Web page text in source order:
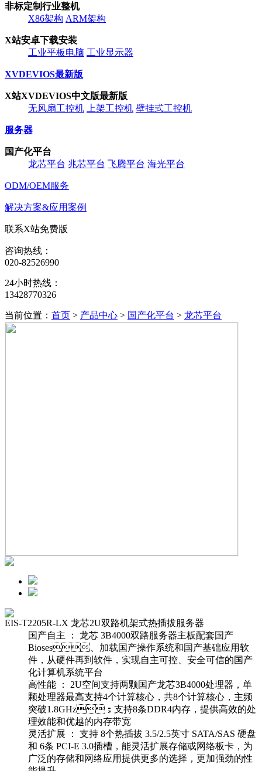
非标定制行业整机
X86架构 ARM架构
X站安卓下载安装
工业平板电脑 工业显示器
XVDEVIOS最新版
X站XVDEVIOS中文版最新版
无风扇工控机
上架工控机 壁挂式工控机
服务器
国产化平台
龙芯平台 兆芯平台 飞腾平台 海光平台
ODM/OEM服务
解决方案&应用案例
联系X站免费版
咨询热线：
020-82526990
24小时热线：
13428770326
当前位置： 首页 > 产品中心 > 国产化平台 > 龙芯平台
EIS-T2205R-LX 龙芯2U双路机架式热插拔服务器
国产自主 ： 龙芯 3B4000双路服务器主板配套国产
Bioses、加载国产操作系统和国产基础应用软
件，从硬件再到软件，实现自主可控、安全可信的国产
化计算机系统平台
高性能 ： 2U空间支持两颗国产龙芯3B4000处理器，单
颗处理器最高支持4个计算核心，共8个计算核心，主频
突破1.8GHz；支持8条DDR4内存，提供高效的处
理效能和优越的内存带宽
灵活扩展 ： 支持 8个热插拔 3.5/2.5英寸 SATA/SAS 硬盘
和 6条 PCI-E 3.0插槽，能灵活扩展存储或网络板卡，为
广泛的存储和网络应用提供更多的选择，更加强劲的性